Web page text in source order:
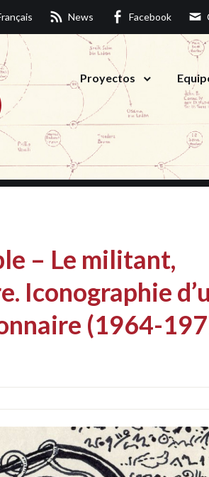
News Facebook
Proyectos
– Le militant,
Iconographie
(1964-